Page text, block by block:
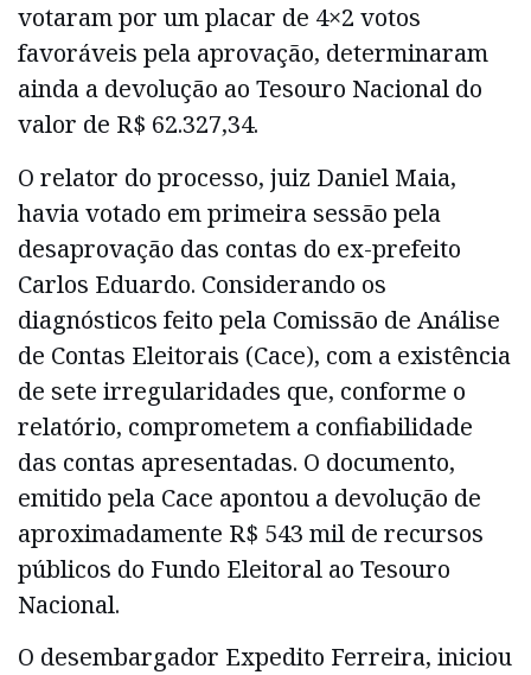
votaram por um placar de 4×2 votos
favoráveis pela aprovação, determinaram
ainda a devolução ao Tesouro Nacional do
valor de R$ 62.327,34.
O relator do processo, juiz Daniel Maia,
havia votado em primeira sessão pela
desaprovação das contas do ex-prefeito
Carlos Eduardo. Considerando os
diagnósticos feito pela Comissão de Análise
de Contas Eleitorais (Cace), com a existência
de sete irregularidades que, conforme o
relatório, comprometem a confiabilidade
das contas apresentadas. O documento,
emitido pela Cace apontou a devolução de
aproximadamente R$ 543 mil de recursos
públicos do Fundo Eleitoral ao Tesouro
Nacional.
O desembargador Expedito Ferreira, iniciou